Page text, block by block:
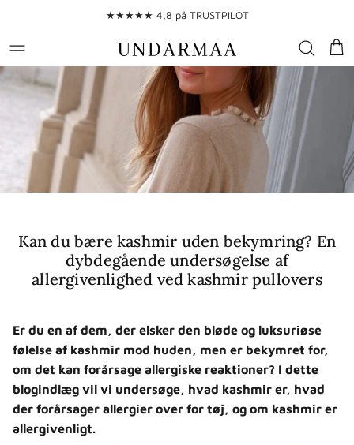
★★★★★ 4,8 på TRUSTPILOT
Kan du bære kashmir uden bekymring? En
dybdegående undersøgelse af
allergivenlighed ved kashmir pullovers
Er du en af dem, der elsker den bløde og luksuriøse
følelse af kashmir mod huden, men er bekymret for,
om det kan forårsage allergiske reaktioner? I dette
blogindlæg vil vi undersøge, hvad kashmir er, hvad
der forårsager allergier over for tøj, og om kashmir er
allergivenligt.